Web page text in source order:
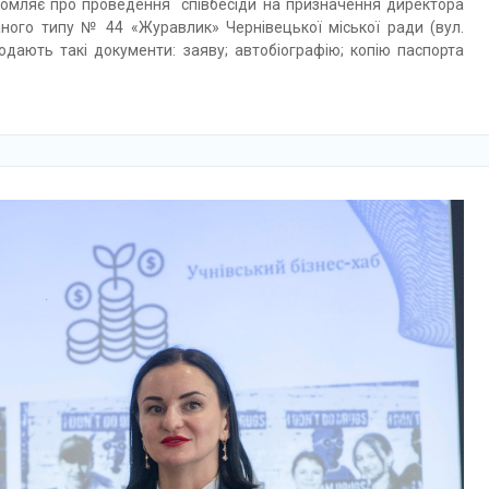
про проведення співбесіди на призначення директора
типу № 44 «Журавлик» Чернівецької міської ради (вул.
такі документи: заяву; автобіографію; копію паспорта